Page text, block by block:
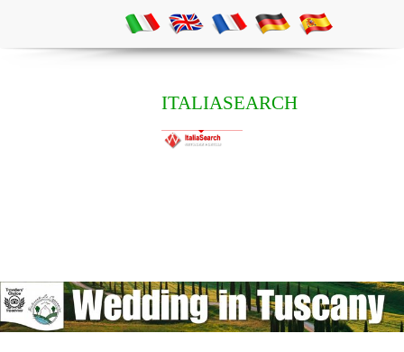
ITALIASEARCH